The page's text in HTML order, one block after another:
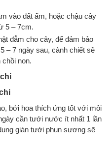
vào đất ẩm, hoặc chậu cây
5 – 7cm.
đẫm cho cây, để đảm bảo
– 7 ngày sau, cành chiết sẽ
chồi non.
bởi hoa thích ứng tốt với môi
cần tưới nước ít nhất 1 lần
giàn tưới phun sương sẽ